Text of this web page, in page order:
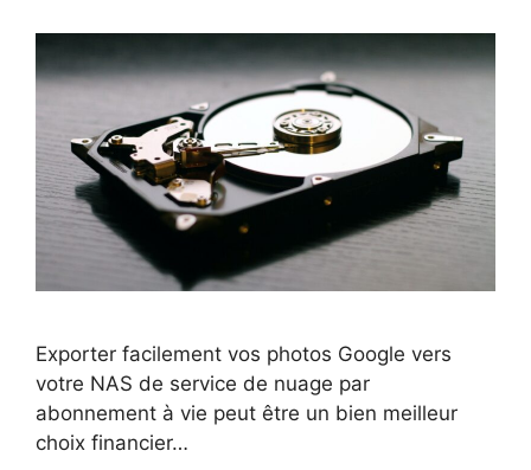
Exporter facilement vos photos Google vers
votre NAS de service de nuage par
abonnement à vie peut être un bien meilleur
choix financier…